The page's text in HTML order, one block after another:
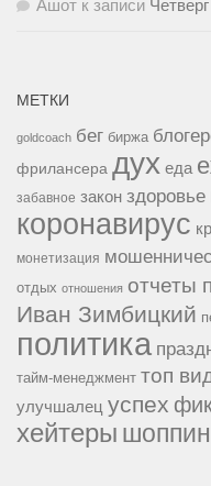
Ашот к записи
МЕТКИ
goldcoach бег биржа
фрилансера дух еда
забавное закон здоровье
коронавирус
монетизация
отдых отношения отчеты
Иван Зимбицкий
политика
тайм-менеджмент топ
улучшалец успех
хейтеры